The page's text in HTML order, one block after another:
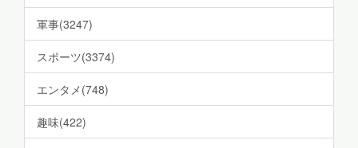
軍事(3247)
スポーツ(3374)
エンタメ(748)
趣味(422)